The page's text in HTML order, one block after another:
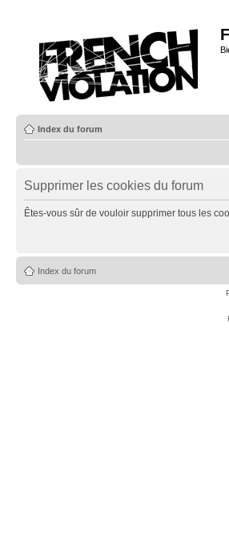
Index du forum
Supprimer les cookies du forum
Êtes-vous sûr de vouloir supprimer tous les
Index du forum